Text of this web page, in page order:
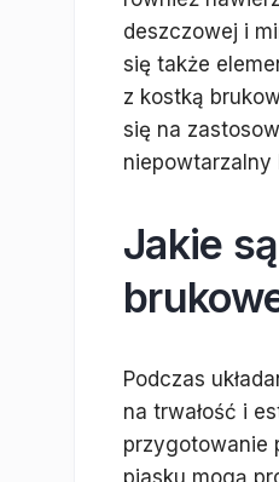
deszczowej i
się także
z kostką
się na
niepowtarzalny
Jakie
Podczas
na trwałość i
przygotowanie
piasku mogą